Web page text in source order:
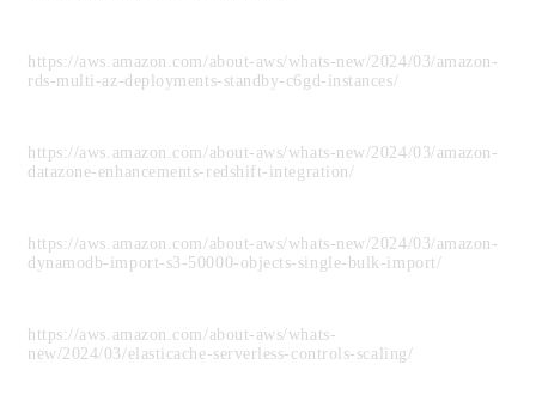
https://aws.amazon.com/about-aws/whats-new/2024/03/amazon-
rds-multi-az-deployments-standby-c6gd-instances/
https://aws.amazon.com/about-aws/whats-new/2024/03/amazon-
datazone-enhancements-redshift-integration/
https://aws.amazon.com/about-aws/whats-new/2024/03/amazon-
dynamodb-import-s3-50000-objects-single-bulk-import/
https://aws.amazon.com/about-aws/whats-
new/2024/03/elasticache-serverless-controls-scaling/